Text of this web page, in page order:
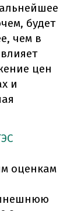
будет
чем в
цен
и
оценкам